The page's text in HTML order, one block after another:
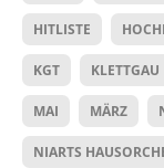
HITLISTE
KGT KLETTGAU
MAI MÄRZ
NIARTS